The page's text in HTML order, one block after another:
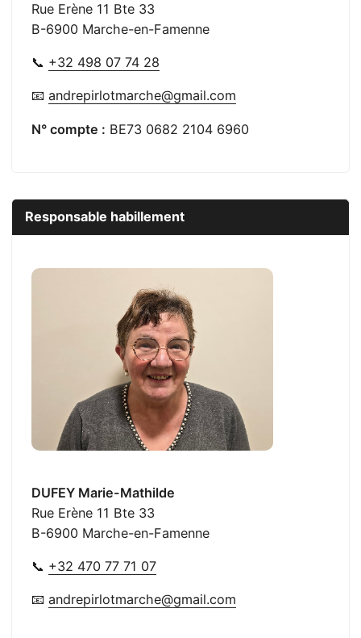
Rue Erène 11 Bte 33
B-6900 Marche-en-Famenne
📞 +32 498 07 74 28
📧 andrepirlotmarche@gmail.com
N° compte : BE73 0682 2104 6960
Responsable habillement
DUFEY Marie-Mathilde
Rue Erène 11 Bte 33
B-6900 Marche-en-Famenne
📞 +32 470 77 71 07
📧 andrepirlotmarche@gmail.com